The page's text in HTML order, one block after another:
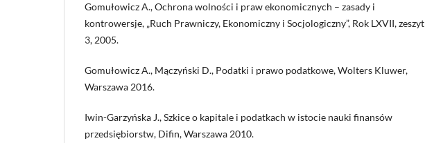
Gomułowicz A., Ochrona wolności i praw ekonomicznych – zasady i
kontrowersje, „Ruch Prawniczy, Ekonomiczny i Socjologiczny”, Rok LXVII, zeszyt
3, 2005.
Gomułowicz A., Mączyński D., Podatki i prawo podatkowe, Wolters Kluwer,
Warszawa 2016.
Iwin-Garzyńska J., Szkice o kapitale i podatkach w istocie nauki finansów
przedsiębiorstw, Difin, Warszawa 2010.